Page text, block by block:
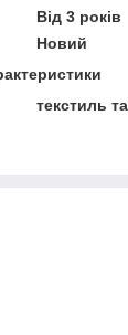
Від 3 років
Новий
текстиль